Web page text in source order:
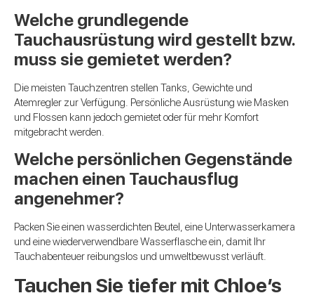
Welche grundlegende
Tauchausrüstung wird gestellt bzw.
muss sie gemietet werden?
Die meisten Tauchzentren stellen Tanks, Gewichte und
Atemregler zur Verfügung. Persönliche Ausrüstung wie Masken
und Flossen kann jedoch gemietet oder für mehr Komfort
mitgebracht werden.
Welche persönlichen Gegenstände
machen einen Tauchausflug
angenehmer?
Packen Sie einen wasserdichten Beutel, eine Unterwasserkamera
und eine wiederverwendbare Wasserflasche ein, damit Ihr
Tauchabenteuer reibungslos und umweltbewusst verläuft.
Tauchen Sie tiefer mit Chloe’s